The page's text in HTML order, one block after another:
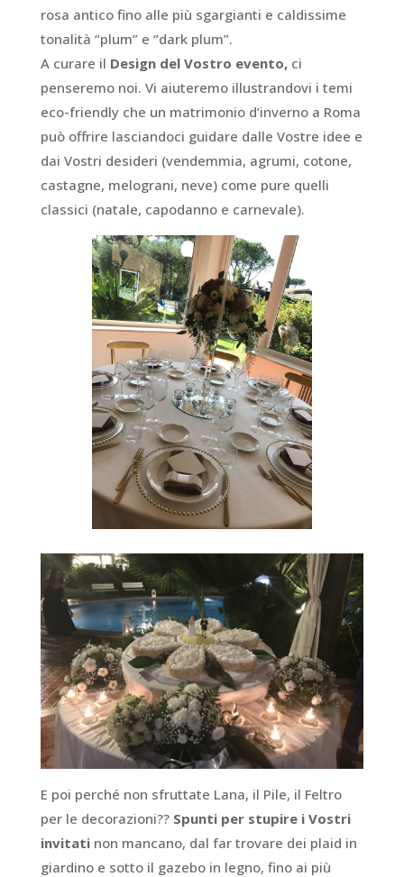
rosa antico fino alle più sgargianti e caldissime
tonalità “plum” e “dark plum”.
A curare il Design del Vostro evento,ci
penseremo noi. Vi aiuteremo illustrandovi i temi
eco-friendly che un matrimonio d’inverno a Roma
può offrire lasciandoci guidare dalle Vostre idee e
dai Vostri desideri (vendemmia, agrumi, cotone,
castagne, melograni, neve) come pure quelli
classici (natale, capodanno e carnevale).
E poi perché non sfruttate Lana, il Pile, il Feltro
per le decorazioni?? Spunti per stupire i Vostri
invitatinon mancano, dal far trovare dei plaid in
giardino e sotto il gazebo in legno, fino ai più